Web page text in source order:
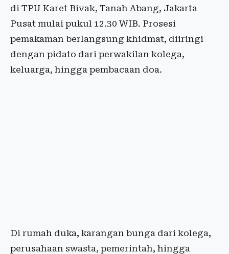
di TPU Karet Bivak, Tanah Abang, Jakarta
Pusat mulai pukul 12.30 WIB. Prosesi
pemakaman berlangsung khidmat, diiringi
dengan pidato dari perwakilan kolega,
keluarga, hingga pembacaan doa.
Di rumah duka, karangan bunga dari kolega,
perusahaan swasta, pemerintah, hingga